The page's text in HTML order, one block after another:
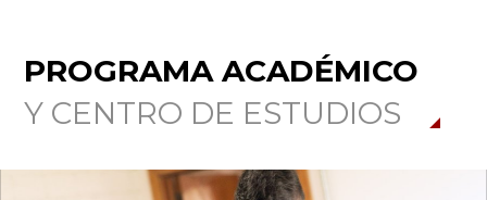
PROGRAMA ACADÉMICO
Y CENTRO DE ESTUDIOS
Ordenar por: *